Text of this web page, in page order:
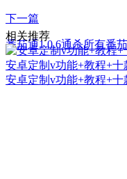
下一篇
番茄通1.0.6通杀所有番
相关推荐
安卓定制v功能+教程+
安卓定制v功能+教程+